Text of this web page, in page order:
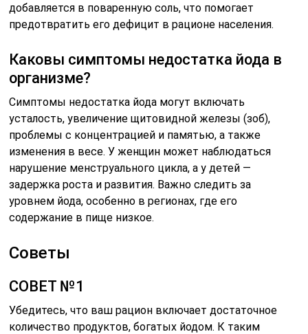
добавляется в поваренную соль, что помогает
предотвратить его дефицит в рационе населения.
Каковы симптомы недостатка йода в
организме?
Симптомы недостатка йода могут включать
усталость, увеличение щитовидной железы (зоб),
проблемы с концентрацией и памятью, а также
изменения в весе. У женщин может наблюдаться
нарушение менструального цикла, а у детей —
задержка роста и развития. Важно следить за
уровнем йода, особенно в регионах, где его
содержание в пище низкое.
Советы
СОВЕТ №1
Убедитесь, что ваш рацион включает достаточное
количество продуктов, богатых йодом. К таким